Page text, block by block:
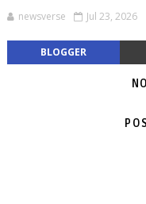
newsverse Jul 23, 2026
BLOGGER